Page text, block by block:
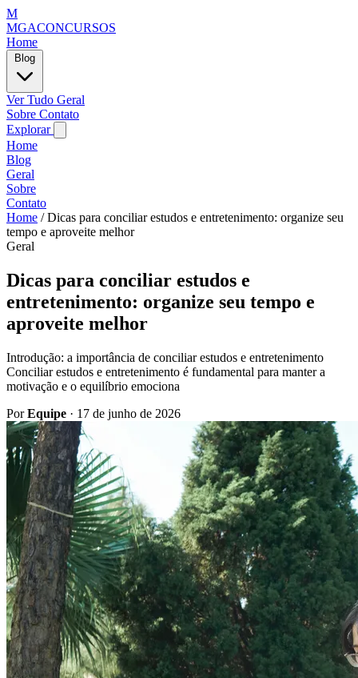
M
MGACONCURSOS
Home
Ver Tudo Geral
Sobre Contato
Explorar
Home
Blog
Geral
Sobre
Contato
Home / Dicas para conciliar estudos e entretenimento: organize seu
tempo e aproveite melhor
Geral
Dicas para conciliar estudos e
entretenimento: organize seu tempo e
aproveite melhor
Introdução: a importância de conciliar estudos e entretenimento
Conciliar estudos e entretenimento é fundamental para manter a
motivação e o equilíbrio emociona
PorEquipe · 17 de junho de 2026